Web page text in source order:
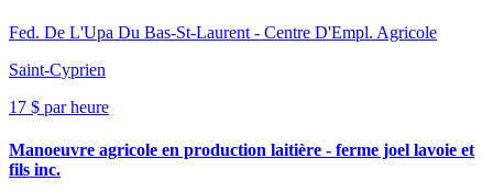
Fed. De L'Upa Du Bas-St-Laurent - Centre D'Empl. Agricole
Saint-Cyprien
17 $ par heure
Manoeuvre agricole en production laitière - ferme joel lavoie et
fils inc.